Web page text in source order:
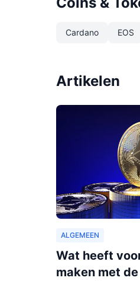
Cardano EOS
Artikelen
ALGEMEEN
Wat heeft
maken met